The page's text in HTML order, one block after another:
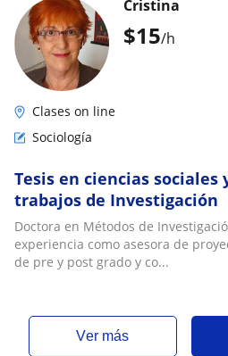
$15/h
Cristina
Clases on line
Sociología
Tesis en ciencias sociales
trabajos de Investigación
Doctora en Métodos de
experiencia como asesora de
de pre y post grado y co...
ver más